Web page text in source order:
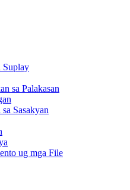
Suplay
sa Palakasan
Sasakyan
ug mga File